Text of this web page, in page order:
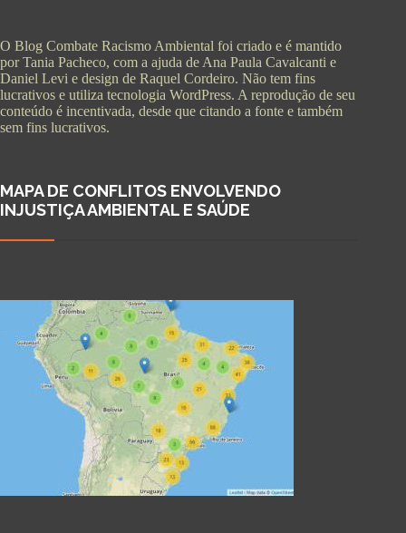
O Blog Combate Racismo Ambiental foi criado e é mantido
por Tania Pacheco, com a ajuda de Ana Paula Cavalcanti e
Daniel Levi e design de Raquel Cordeiro. Não tem fins
lucrativos e utiliza tecnologia WordPress. A reprodução de seu
conteúdo é incentivada, desde que citando a fonte e também
sem fins lucrativos.
MAPA DE CONFLITOS ENVOLVENDO
INJUSTIÇA AMBIENTAL E SAÚDE